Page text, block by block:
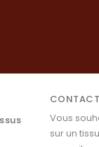
Vous
sur un